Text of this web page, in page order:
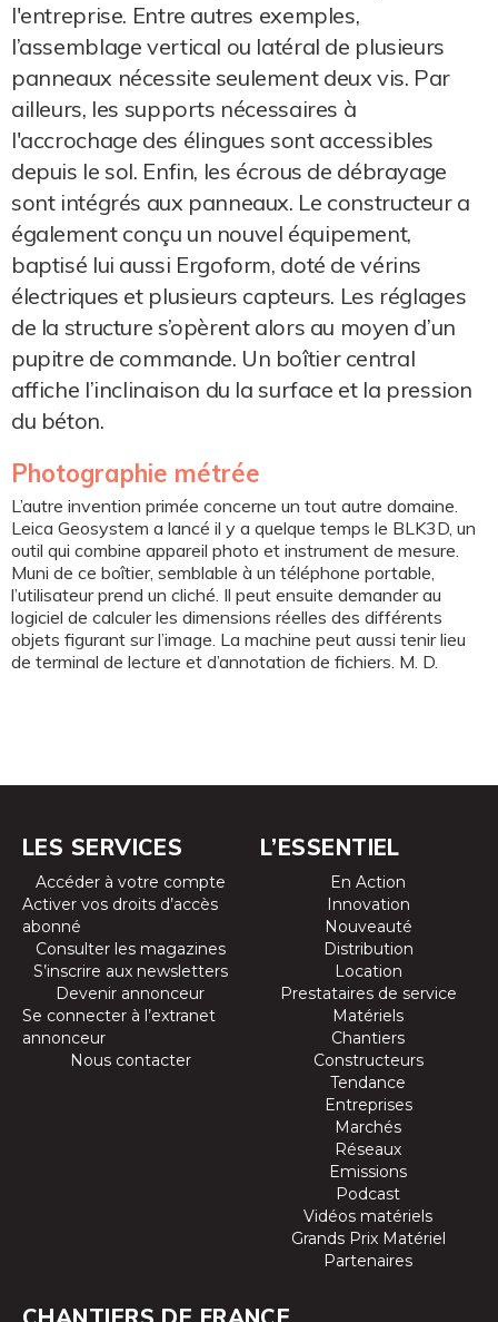
l'entreprise. Entre autres exemples,
l’assemblage vertical ou latéral de plusieurs
panneaux nécessite seulement deux vis. Par
ailleurs, les supports nécessaires à
l'accrochage des élingues sont accessibles
depuis le sol. Enfin, les écrous de débrayage
sont intégrés aux panneaux. Le constructeur a
également conçu un nouvel équipement,
baptisé lui aussi Ergoform, doté de vérins
électriques et plusieurs capteurs. Les réglages
de la structure s’opèrent alors au moyen d’un
pupitre de commande. Un boîtier central
affiche l’inclinaison du la surface et la pression
du béton.
Photographie métrée
L’autre invention primée concerne un tout autre domaine.
Leica Geosystem a lancé il y a quelque temps le BLK3D, un
outil qui combine appareil photo et instrument de mesure.
Muni de ce boîtier, semblable à un téléphone portable,
l’utilisateur prend un cliché. Il peut ensuite demander au
logiciel de calculer les dimensions réelles des différents
objets figurant sur l’image. La machine peut aussi tenir lieu
de terminal de lecture et d’annotation de fichiers. M. D.
LES SERVICES
Accéder à votre compte
Activer vos droits d’accès
abonné
Consulter les magazines
S’inscrire aux newsletters
Devenir annonceur
Se connecter à l’extranet
annonceur
Nous contacter
L’ESSENTIEL
En Action
Innovation
Nouveauté
Distribution
Location
Prestataires de service
Matériels
Chantiers
Constructeurs
Tendance
Entreprises
Marchés
Réseaux
Emissions
Podcast
Vidéos matériels
Grands Prix Matériel
Partenaires